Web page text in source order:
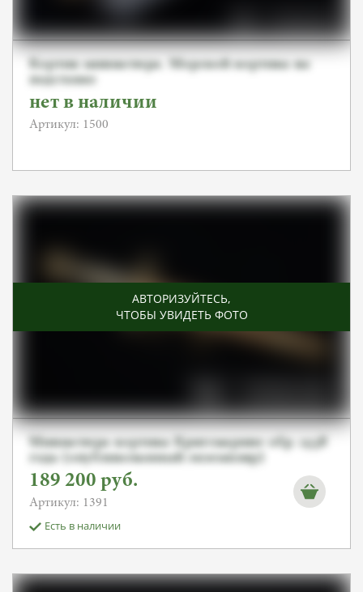
Кортик миниатюра. Морской кортика на
подставке
нет в наличии
Артикул: 1500
АВТОРИЗУЙТЕСЬ,
ЧТОБЫ УВИДЕТЬ ФОТО
Миниатюра кортика Кригсмарине обр. 1938
года (опубликованный экземпляр)
189 200 руб.
Артикул: 1391
Есть в наличии